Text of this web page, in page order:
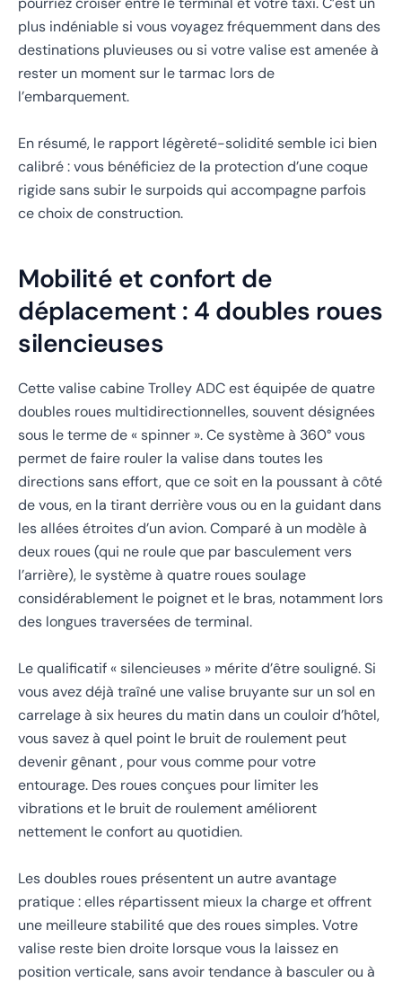
plus indéniable si vous voyagez fréquemment dans des
destinations pluvieuses ou si votre valise est amenée à
rester un moment sur le tarmac lors de
l’embarquement.
En résumé, le rapport légèreté-solidité semble ici bien
calibré : vous bénéficiez de la protection d’une coque
rigide sans subir le surpoids qui accompagne parfois
ce choix de construction.
Mobilité et confort de
déplacement : 4 doubles roues
silencieuses
Cette valise cabine Trolley ADC est équipée de quatre
doubles roues multidirectionnelles, souvent désignées
sous le terme de « spinner ». Ce système à 360° vous
permet de faire rouler la valise dans toutes les
directions sans effort, que ce soit en la poussant à côté
de vous, en la tirant derrière vous ou en la guidant dans
les allées étroites d’un avion. Comparé à un modèle à
deux roues (qui ne roule que par basculement vers
l’arrière), le système à quatre roues soulage
considérablement le poignet et le bras, notamment lors
des longues traversées de terminal.
Le qualificatif « silencieuses » mérite d’être souligné. Si
vous avez déjà traîné une valise bruyante sur un sol en
carrelage à six heures du matin dans un couloir d’hôtel,
vous savez à quel point le bruit de roulement peut
devenir gênant , pour vous comme pour votre
entourage. Des roues conçues pour limiter les
vibrations et le bruit de roulement améliorent
nettement le confort au quotidien.
Les doubles roues présentent un autre avantage
pratique : elles répartissent mieux la charge et offrent
une meilleure stabilité que des roues simples. Votre
valise reste bien droite lorsque vous la laissez en
position verticale, sans avoir tendance à basculer ou à